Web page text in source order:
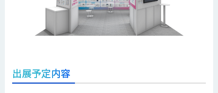
出展予定内容